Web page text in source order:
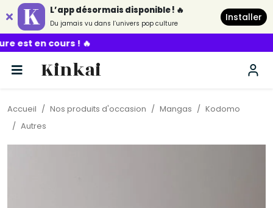
L’app désormais disponible ! 🔥
Du jamais vu dans l’univers pop culture
Installer
Kinkai
Accueil Nos produits d'occasion Mangas
Kodomo
Autres